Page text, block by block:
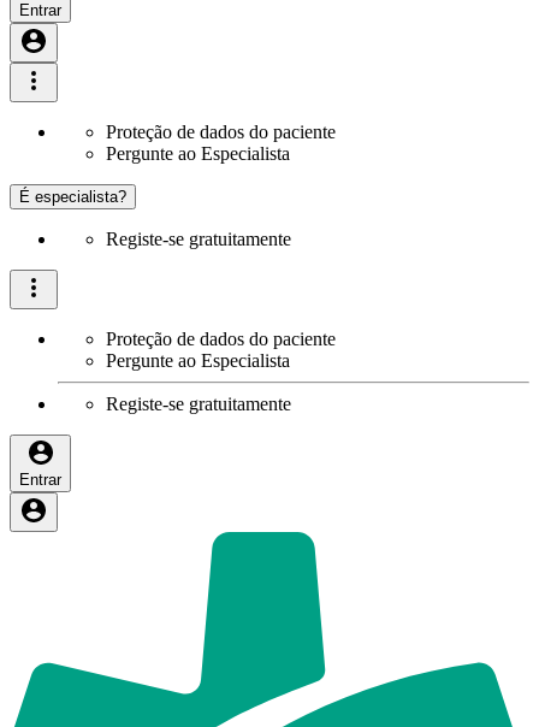
Entrar
Proteção de dados do paciente
Pergunte ao Especialista
É especialista?
Registe-se gratuitamente
Proteção de dados do paciente
Pergunte ao Especialista
Registe-se gratuitamente
Entrar